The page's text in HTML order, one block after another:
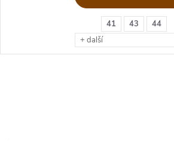
41 43
44
+ další